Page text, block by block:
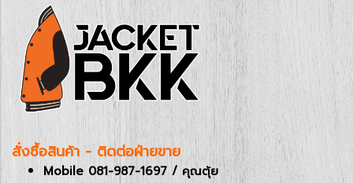
สั่งซื้อสินค้า - ติดต่อฝ่ายขาย
Mobile 081-987-1697 / คุณตุ้ย